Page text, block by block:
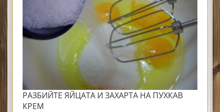
РАЗБИЙТЕ ЯЙЦАТА И ЗАХАРТА НА ПУХКАВ
КРЕМ